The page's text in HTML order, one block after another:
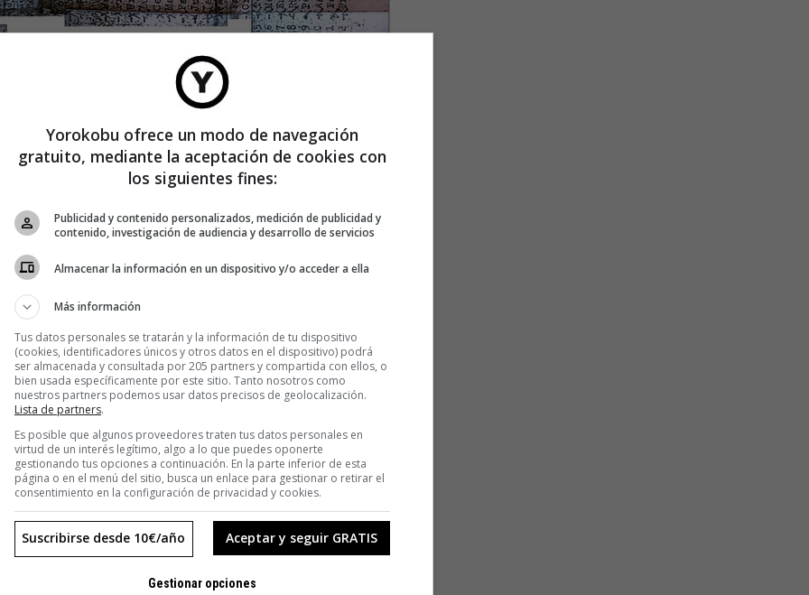
el trabajo de un hombre», cuenta Cabañero. «Cada
todo lujo de detalle quién era cada persona, cuál era su
circunstancias. La mayoría eran republicanos o personas
añade.
las tropas de Franco irrumpieron en la paz bucólica
se escondió en las montañas junto a otras personas, pero
una de estas expediciones fue capturado y le ofrecieron
esta razón mi abuelo tuvo que luchar con Franco. No le
revela la fotógrafa.
Yorokobu ofrece un modo de navegación
gratuito, mediante la aceptación de cookies con
los siguientes fines:
Publicidad y contenido personalizados, medición de publicidad y
contenido, investigación de audiencia y desarrollo de servicios
Almacenar la información en un dispositivo y/o acceder a ella
Más información
Tus datos personales se tratarán y la información de tu dispositivo
(cookies, identificadores únicos y otros datos en el dispositivo) podrá
ser almacenada y consultada por 205 partners y compartida con ellos, o
bien usada específicamente por este sitio. Tanto nosotros como
nuestros partners podemos usar datos precisos de geolocalización.
Lista de partners.
Es posible que algunos proveedores traten tus datos personales en
virtud de un interés legítimo, algo a lo que puedes oponerte
gestionando tus opciones a continuación. En la parte inferior de esta
página o en el menú del sitio, busca un enlace para gestionar o retirar el
consentimiento en la configuración de privacidad y cookies.
Aceptar y seguir GRATIS
Suscribirse desde 10€/año
Gestionar opciones